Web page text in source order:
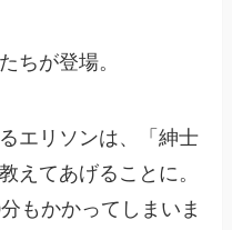
ちが登場。
エリソンは、「紳士
えてあげることに。
もかかってしまいま